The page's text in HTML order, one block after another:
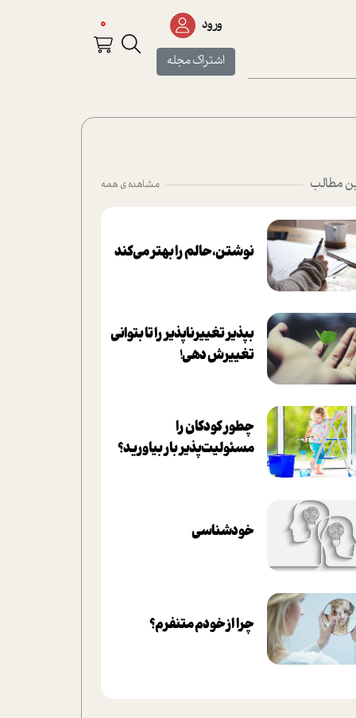
ورود
اشتراک مجله
0
مطالب مشاهده ی همه
نوشتن، حالم را بهتر می‌کند
بپذير تغييرناپذير را تا بتواني
تغييرش دهي!‏
چطور کودکان را
مسئولیت‌پذیر بار بیاورید؟
خودشناسی
چرا از خودم متنفرم؟